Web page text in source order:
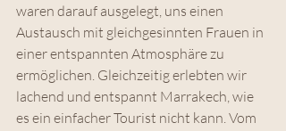
waren darauf ausgelegt, uns einen
Austausch mit gleichgesinnten Frauen in
einer entspannten Atmosphäre zu
ermöglichen. Gleichzeitig erlebten wir
lachend und entspannt Marrakech, wie
es ein einfacher Tourist nicht kann. Vom